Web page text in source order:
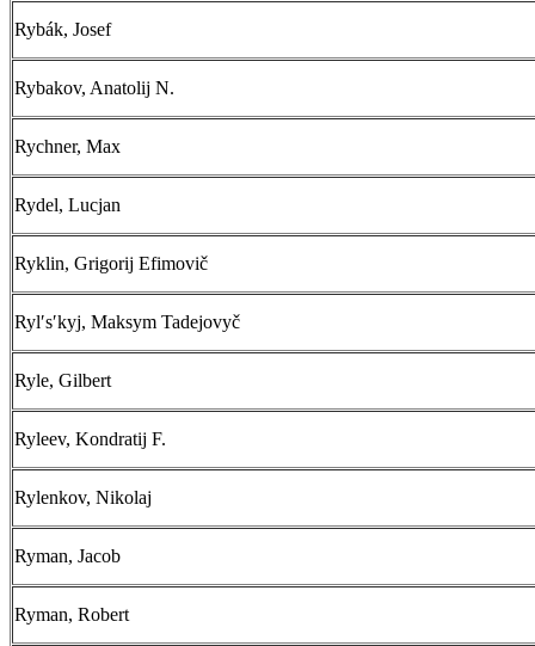
Rybák, Josef
Rybakov, Anatolij N.
Rychner, Max
Rydel, Lucjan
Ryklin, Grigorij Efimovič
Rylʹsʹkyj, Maksym Tadejovyč
Ryle, Gilbert
Ryleev, Kondratij F.
Rylenkov, Nikolaj
Ryman, Jacob
Ryman, Robert